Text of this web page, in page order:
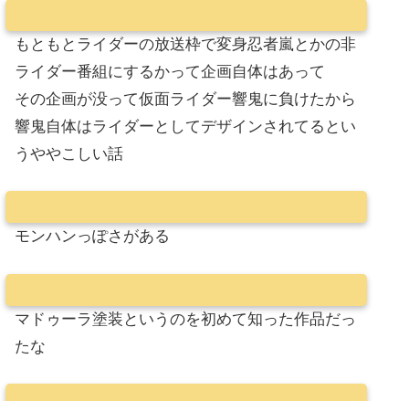
もともとライダーの放送枠で変身忍者嵐とかの非
ライダー番組にするかって企画自体はあって
その企画が没って仮面ライダー響鬼に負けたから
響鬼自体はライダーとしてデザインされてるとい
うややこしい話
モンハンっぽさがある
マドゥーラ塗装というのを初めて知った作品だっ
たな